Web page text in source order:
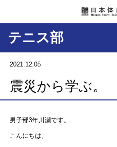
テニス部
2021.12.05
震災から学ぶ。
男子部3年川瀬です。
こんにちは。